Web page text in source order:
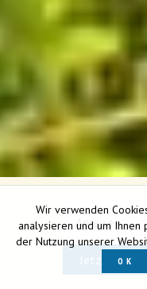
Jetzt
Wir verwenden
analysieren und um Ihnen
der Nutzung unserer
OK